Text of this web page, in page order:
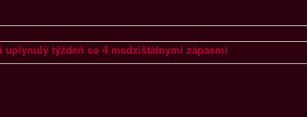
uplynulý týždeň so 4 medzištátnymi zápasmi